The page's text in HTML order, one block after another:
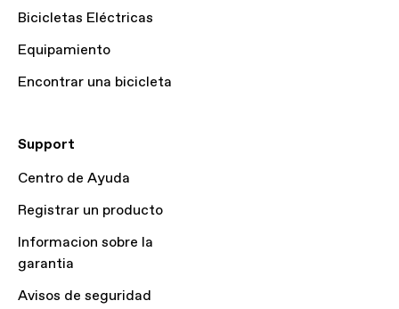
Bicicletas Eléctricas
Equipamiento
Encontrar una bicicleta
Support
Centro de Ayuda
Registrar un producto
Informacion sobre la
garantia
Avisos de seguridad